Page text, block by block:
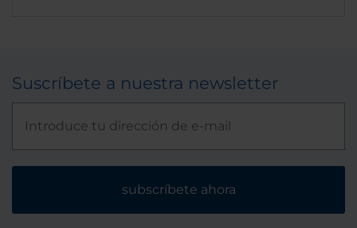
Suscríbete a nuestra newsletter
subscríbete ahora